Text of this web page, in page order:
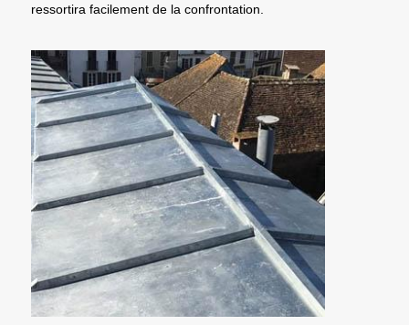
ressortira facilement de la confrontation.